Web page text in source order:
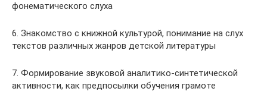
фонематического слуха
6. Знакомство с книжной культурой, понимание на слух
текстов различных жанров детской литературы
7. Формирование звуковой аналитико-синтетической
активности, как предпосылки обучения грамоте